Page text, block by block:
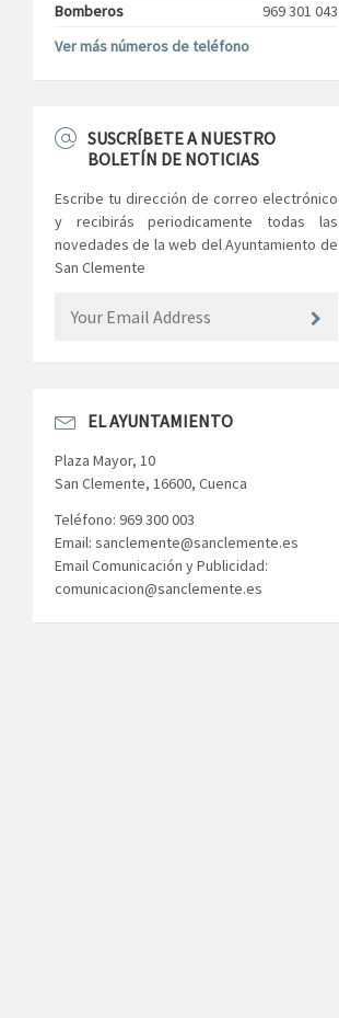
Bomberos
969 301 043
Ver más números de teléfono
SUSCRÍBETE A NUESTRO
BOLETÍN DE NOTICIAS
Escribe tu dirección de correo electrónico
y recibirás periodicamente todas las
novedades de la web del Ayuntamiento de
San Clemente
EL AYUNTAMIENTO
Plaza Mayor, 10
San Clemente, 16600, Cuenca
Teléfono: 969 300 003
Email: sanclemente@sanclemente.es
Email Comunicación y Publicidad:
comunicacion@sanclemente.es